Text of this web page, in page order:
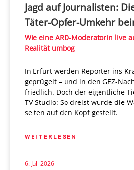
Jagd auf Journalisten:
Täter-Opfer-Umkehr
Wie eine ARD-Moderatorin live
Realität umbog
In Erfurt werden Reporter ins
geprügelt – und in den GEZ-
friedlich. Doch der eigentliche
TV-Studio: So dreist wurde die
selten auf den Kopf gestellt.
WEITERLESEN
6. Juli 2026